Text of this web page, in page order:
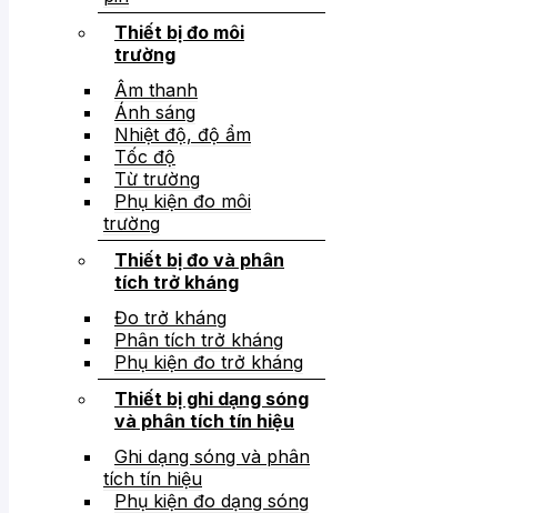
Thiết bị đo môi
trường
Âm thanh
Ánh sáng
Nhiệt độ, độ ẩm
Tốc độ
Từ trường
Phụ kiện đo môi
trường
Thiết bị đo và phân
tích trở kháng
Đo trở kháng
Phân tích trở kháng
Phụ kiện đo trở kháng
Thiết bị ghi dạng sóng
và phân tích tín hiệu
Ghi dạng sóng và phân
tích tín hiệu
Phụ kiện đo dạng sóng